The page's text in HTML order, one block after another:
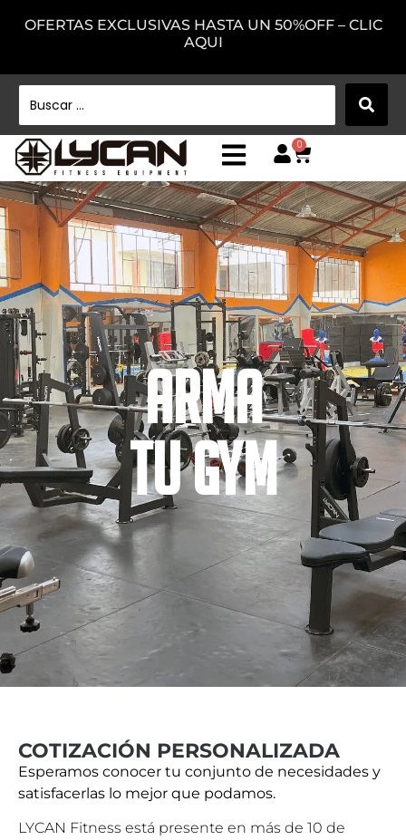
OFERTAS EXCLUSIVAS HASTA UN 50%OFF – CLIC
AQUI
0
ARMA
TU GYM
COTIZACIÓN PERSONALIZADA
Esperamos conocer tu conjunto de necesidades y
satisfacerlas lo mejor que podamos.
LYCAN Fitness está presente en más de 10 de